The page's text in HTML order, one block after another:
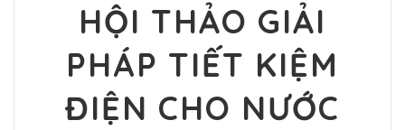
HỘI THẢO GIẢI
PHÁP TIẾT KIỆM
ĐIỆN CHO NƯỚC